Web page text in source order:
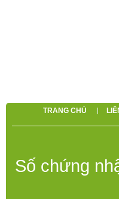
TRANG CHỦ
Số chứng